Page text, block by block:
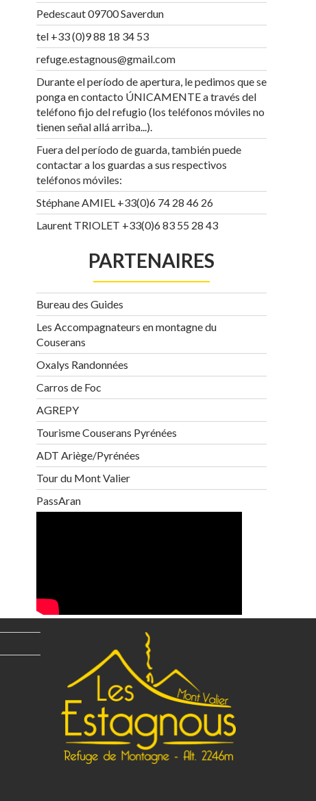
Pedescaut 09700 Saverdun
tel +33 (0)9 88 18 34 53
refuge.estagnous@gmail.com
Durante el período de apertura, le pedimos que se
ponga en contacto ÚNICAMENTE a través del
teléfono fijo del refugio (los teléfonos móviles no
tienen señal allá arriba...).
Fuera del período de guarda, también puede
contactar a los guardas a sus respectivos
teléfonos móviles:
Stéphane AMIEL +33(0)6 74 28 46 26
Laurent TRIOLET +33(0)6 83 55 28 43
PARTENAIRES
Bureau des Guides
Les Accompagnateurs en montagne du
Couserans
Oxalys Randonnées
Carros de Foc
AGREPY
Tourisme Couserans Pyrénées
ADT Ariège/Pyrénées
Tour du Mont Valier
PassAran